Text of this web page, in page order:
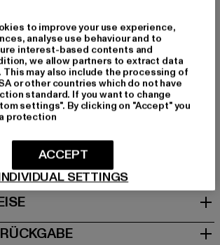
green
95% Polyester, 5% Elasthan
Textilhandels GmbH & Co. KG |
47608 Geldern | DE
& PASSFORM
to improve your use experience,
analyse use behaviour and to
interest-based contents and
we allow partners to extract data
may also include the processing of
or other countries which do not have
standard. If you want to change
settings". By clicking on "Accept" you
protection
SETTINGS
ACCEPT